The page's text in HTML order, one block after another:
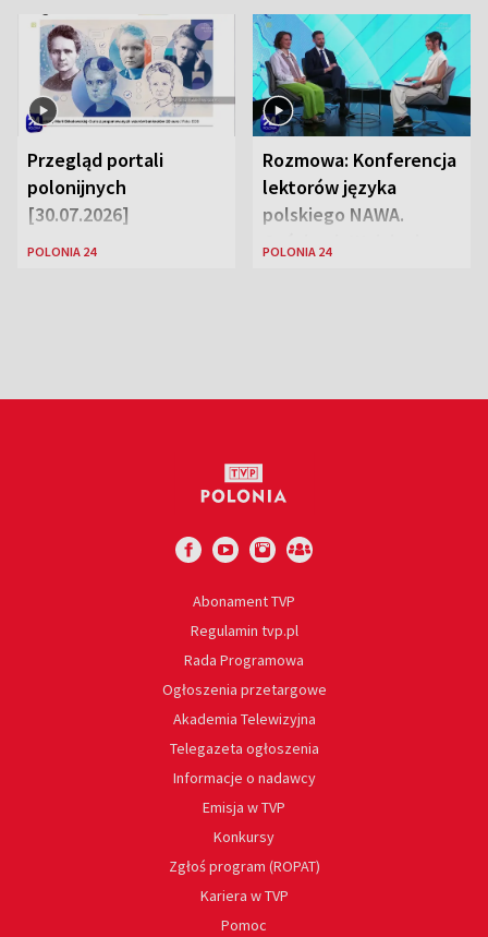
Przegląd portali
polonijnych
[30.07.2026]
POLONIA 24
Rozmowa: Konferencja
lektorów języka
polskiego NAWA.
Goście: dr Wojciech
POLONIA 24
Abonament TVP
Regulamin tvp.pl
Rada Programowa
Ogłoszenia przetargowe
Akademia Telewizyjna
Telegazeta ogłoszenia
Informacje o nadawcy
Emisja w TVP
Konkursy
Zgłoś program (ROPAT)
Kariera w TVP
Pomoc